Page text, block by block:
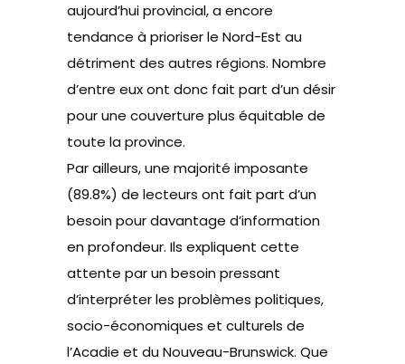
aujourd’hui provincial, a encore
tendance à prioriser le Nord-Est au
détriment des autres régions. Nombre
d’entre eux ont donc fait part d’un désir
pour une couverture plus équitable de
toute la province.
Par ailleurs, une majorité imposante
(89.8%) de lecteurs ont fait part d’un
besoin pour davantage d’information
en profondeur. Ils expliquent cette
attente par un besoin pressant
d’interpréter les problèmes politiques,
socio-économiques et culturels de
l’Acadie et du Nouveau-Brunswick. Que